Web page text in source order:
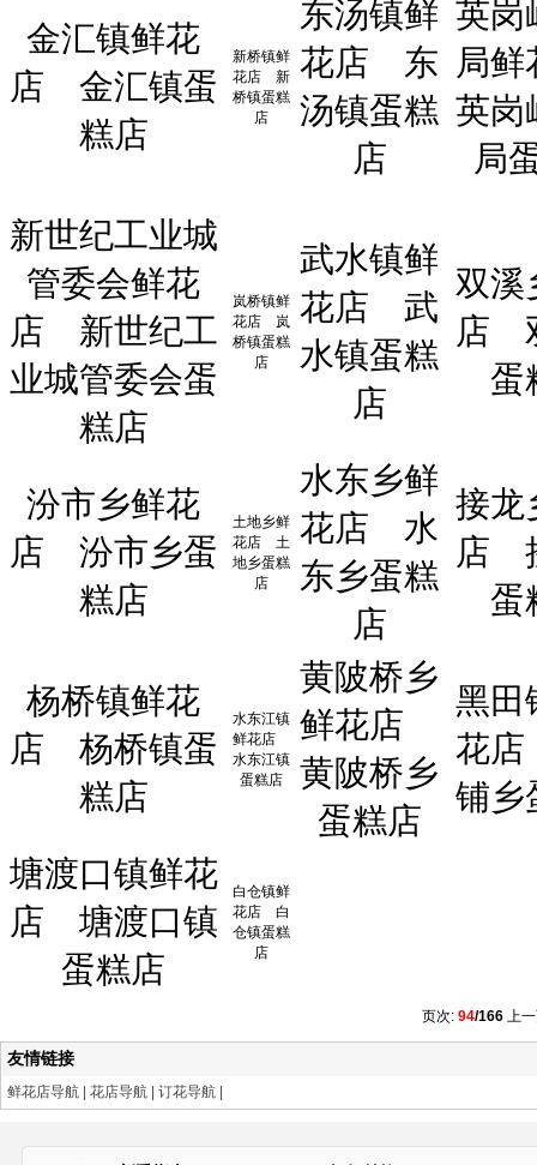
金汇镇鲜花
店
金汇镇蛋
糕店
新桥镇鲜
花店
新
桥镇蛋糕
店
东汤镇鲜
花店
东
汤镇蛋糕
店
英岗
局鲜
英岗
局
新世纪工业城
管委会鲜花
店
新世纪工
业城管委会蛋
糕店
岚桥镇鲜
花店
岚
桥镇蛋糕
店
武水镇鲜
花店
武
水镇蛋糕
店
双溪
店
蛋
汾市乡鲜花
店
汾市乡蛋
糕店
土地乡鲜
花店
土
地乡蛋糕
店
水东乡鲜
花店
水
东乡蛋糕
店
接龙
店
蛋
杨桥镇鲜花
店
杨桥镇蛋
糕店
水东江镇
鲜花店
水东江镇
蛋糕店
黄陂桥乡
鲜花店
黄陂桥乡
蛋糕店
黑田
花店
铺乡
塘渡口镇鲜花
店
塘渡口镇
蛋糕店
白仓镇鲜
花店
白
仓镇蛋糕
店
页次:94/166 上
友情链接
鲜花店导航 花店导航 订花导航